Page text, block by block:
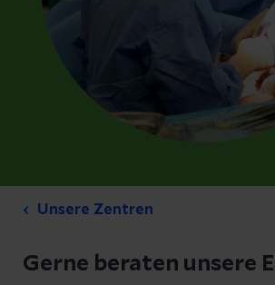
Unsere Zentren
Gerne beraten unsere